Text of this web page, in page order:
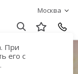
Москва
При
его с